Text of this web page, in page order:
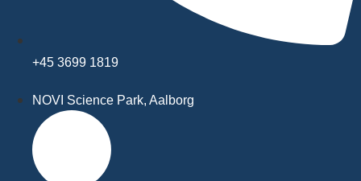
+45 3699 1819
NOVI Science Park, Aalborg